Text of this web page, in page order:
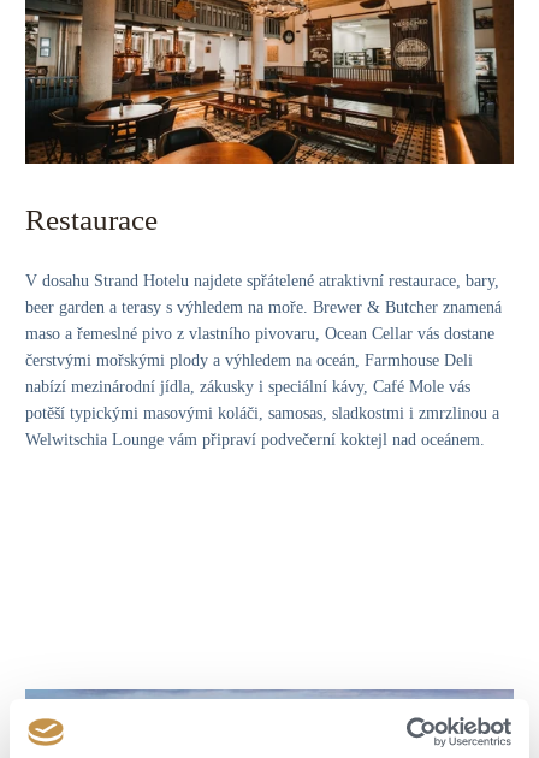
Restaurace
V dosahu Strand Hotelu najdete spřátelené atraktivní restaurace, bary,
beer garden a terasy s výhledem na moře. Brewer & Butcher znamená
maso a řemeslné pivo z vlastního pivovaru, Ocean Cellar vás dostane
čerstvými mořskými plody a výhledem na oceán, Farmhouse Deli
nabízí mezinárodní jídla, zákusky i speciální kávy, Café Mole vás
potěší typickými masovými koláči, samosas, sladkostmi i zmrzlinou a
Welwitschia Lounge vám připraví podvečerní koktejl nad oceánem.